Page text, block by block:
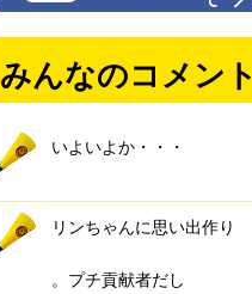
みんなのコメント
いよいよか・・・
リンちゃんに思い出作り
。プチ貢献者だし